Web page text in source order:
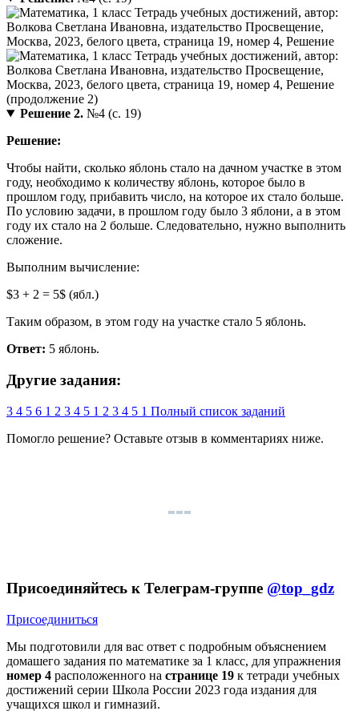
Решение 2.№4 (с. 19)
Решение:
Чтобы найти, сколько яблонь стало на дачном участке в этом
году, необходимо к количеству яблонь, которое было в
прошлом году, прибавить число, на которое их стало больше.
По условию задачи, в прошлом году было 3 яблони, а в этом
году их стало на 2 больше. Следовательно, нужно выполнить
сложение.
Выполним вычисление:
$3 + 2 = 5$ (ябл.)
Таким образом, в этом году на участке стало 5 яблонь.
Ответ: 5 яблонь.
Другие задания:
3 4 5 6 1 2 3 4 5 1 2 3 4 5 1 Полный список заданий
Помогло решение? Оставьте отзыв в комментариях ниже.
Присоединяйтесь к Телеграм-группе @top_gdz
Присоединиться
Мы подготовили для вас ответ c подробным объяснением
домашего задания по математике за 1 класс, для упражнения
номер 4 расположенного на странице 19 к тетради учебных
достижений серии Школа России 2023 года издания для
учащихся школ и гимназий.